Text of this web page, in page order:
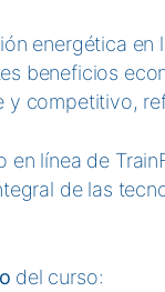
energética en
beneficios
y competitivo,
en línea de
de las
del curso: